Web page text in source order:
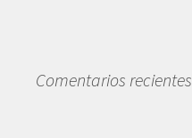
Comentarios recientes